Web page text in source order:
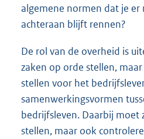
algemene normen dat je
achteraan blijft rennen?
De rol van de overheid is
zaken op orde stellen,
stellen voor het
samenwerkingsvormen
bedrijfsleven. Daarbij moet
stellen, maar ook